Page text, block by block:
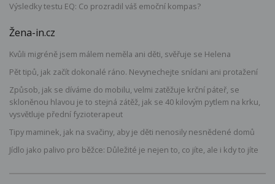
Výsledky testu EQ: Co prozradil váš emoční kompas?
Žena-in.cz
Kvůli migréně jsem málem neměla ani děti, svěřuje se Helena
Pět tipů, jak začít dokonalé ráno. Nevynechejte snídani ani protažení
Způsob, jak se díváme do mobilu, velmi zatěžuje krční páteř, se
skloněnou hlavou je to stejná zátěž, jak se 40 kilovým pytlem na krku,
vysvětluje přední fyzioterapeut
Tipy maminek, jak na svačiny, aby je děti nenosily nesnědené domů
Jídlo jako palivo pro běžce: Důležité je nejen to, co jíte, ale i kdy to jíte